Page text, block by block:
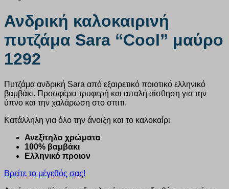
Ανδρική καλοκαιρινή
πυτζάμα Sara “Cool” μαύρο
1292
Πυτζάμα ανδρική Sara από εξαιρετικό ποιοτικό ελληνικό
βαμβάκι. Προσφέρει τρυφερή και απαλή αίσθηση για την
ύπνο και την χαλάρωση στο σπιτι.
Κατάλληλη για όλο την άνοιξη και το καλοκαίρι
Ανεξίτηλα χρώματα
100% βαμβάκι
Ελληνικό προιον
Βρείτε το μέγεθός σας!